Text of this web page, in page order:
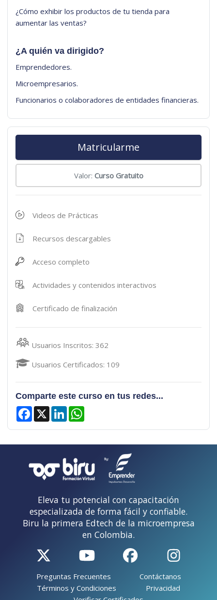
¿Cómo exhibir los productos de tu tienda para
aumentar las ventas?
¿A quién va dirigido?
Emprendedores.
Microempresarios.
Funcionarios o colaboradores de entidades financieras.
Matricularme
Valor: Curso Gratuito
Videos de Prácticas
Recursos descargables
Acceso completo
Actividades y contenidos interactivos
Certificado de finalización
Usuarios Inscritos: 362
Usuarios Certificados: 109
Comparte este curso en tus redes...
Facebook
X LinkedIn
Eleva tu potencial con capacitación
especializada de forma fácil y confiable.
Biru la primera Edtech de la microempresa
en Colombia.
Preguntas Frecuentes
Contáctanos
Términos y Condiciones
Privacidad